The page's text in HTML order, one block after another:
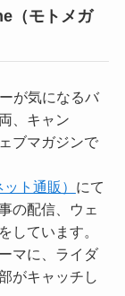
（モトメガ
が気になるバ
、キャン
ブマガジンで
ト通販） にて
の配信、ウェ
しています。
マに、ライダ
がキャッチし